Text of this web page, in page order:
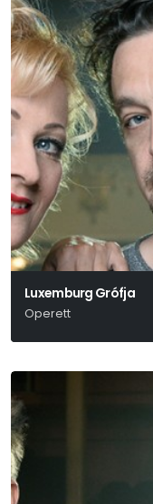
Luxemburg Grófja
Operett